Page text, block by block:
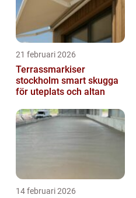
21 februari 2026
Terrassmarkiser
stockholm smart skugga
för uteplats och altan
14 februari 2026